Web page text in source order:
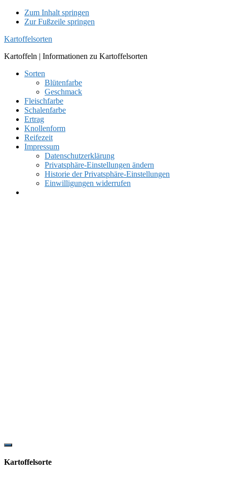
Zum Inhalt springen
Zur Fußzeile springen
Kartoffelsorten
Kartoffeln | Informationen zu Kartoffelsorten
Sorten
Blütenfarbe
Geschmack
Fleischfarbe
Schalenfarbe
Ertrag
Knollenform
Reifezeit
Impressum
Datenschutzerklärung
Privatsphäre-Einstellungen ändern
Historie der Privatsphäre-Einstellungen
Einwilligungen widerrufen
Show
Content
Kartoffelsorte